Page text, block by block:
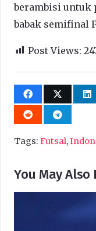
berambisi untuk
babak semifinal
Post Views:
Tags: Futsal,
You May Also